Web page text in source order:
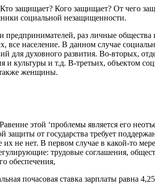
защищает? Кого защищает? От чего
социальной незащищенности.
раз личные
население. В данном случае
для духовного развития. Во-вторых,
культуры и т.д. В-третьих, объектом
женщины.
этой ‘проблемы является его
от государ­ства требует
нет. В первом слу­чае в какой-то
трудовые соглашения,
обеспечения,
почасовая ставка зарпла­ты равна